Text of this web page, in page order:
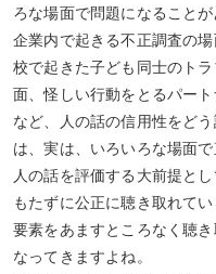
ろな場面で問題になることが
企業内で起きる不正調査の
校で起きた子ども同士のト
面、怪しい行動をとるパー
など、人の話の信用性をど
は、実は、いろいろな場面
人の話を評価する大前提と
もたずに公正に聴き取れて
要素をあますところなく聴
なってきますよね。